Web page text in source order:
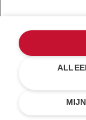
Appelrood